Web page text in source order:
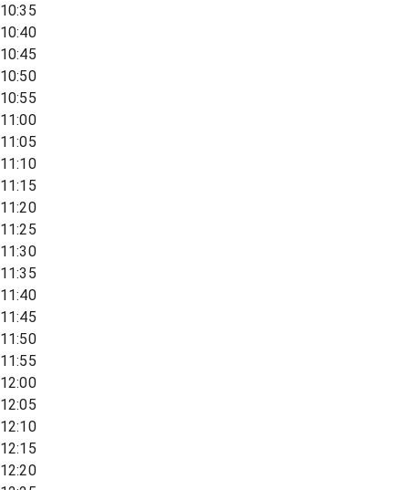
10:35
10:40
10:45
10:50
10:55
11:00
11:05
11:10
11:15
11:20
11:25
11:30
11:35
11:40
11:45
11:50
11:55
12:00
12:05
12:10
12:15
12:20